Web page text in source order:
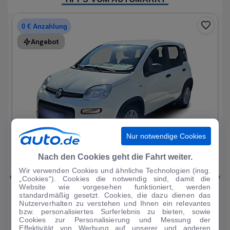
0 € Anzahlung
Angebot
|15
Fiat Panda
1.0 Mild Hybrid Base neuwertig
1.214 km·05/2024· ·Benzin·Manuell
Finanzierung Kaufen
Nur notwendige Cookies
Nach den Cookies geht die Fahrt weiter.
Wir verwenden Cookies und ähnliche Technologien (insg.
„Cookies“). Cookies die notwendig sind, damit die
Website wie vorgesehen funktioniert, werden
standardmäßig gesetzt. Cookies, die dazu dienen das
Nutzerverhalten zu verstehen und Ihnen ein relevantes
bzw. personalisiertes Surferlebnis zu bieten, sowie
Cookies zur Personalisierung und Messung der
Effektivität von Werbung auf unserer und anderen